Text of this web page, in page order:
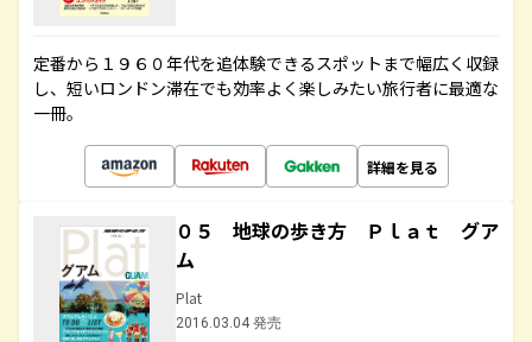
定番から１９６０年代を追体験できるスポットまで幅広く収録
し、短いロンドン滞在でも効率よく楽しみたい旅行者に最適な
一冊。
詳細を見る
０５ 地球の歩き方 Ｐｌａｔ グア
ム
Plat
2016.03.04 発売